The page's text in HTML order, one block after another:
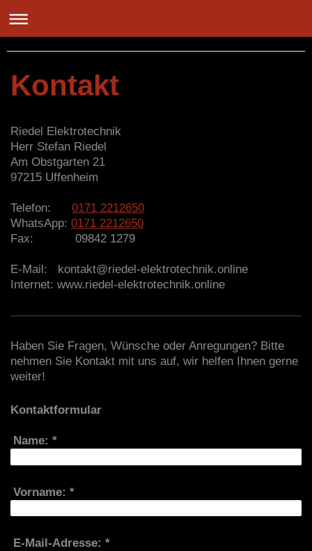
Kontakt
Riedel Elektrotechnik
Herr Stefan Riedel
Am Obstgarten 21
97215 Uffenheim
Telefon: 0171 2212650
WhatsApp: 0171 2212650
Fax: 09842 1279
E-Mail: kontakt@riedel-elektrotechnik.online
Internet: www.riedel-elektrotechnik.online
Haben Sie Fragen, Wünsche oder Anregungen? Bitte
nehmen Sie Kontakt mit uns auf, wir helfen Ihnen gerne
weiter!
Kontaktformular
Name: *
Vorname: *
E-Mail-Adresse: *